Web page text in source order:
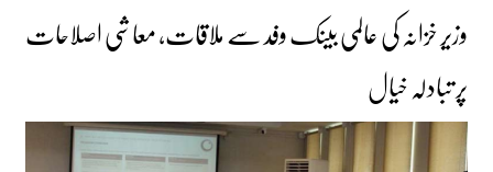
وزیر خزانہ کی عالمی بینک وفد سے ملاقات، معاشی اصلاحات
پر تبادلہ خیال